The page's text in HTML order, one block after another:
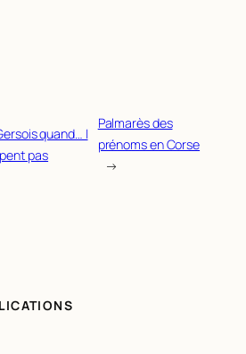
quand… |
pas
Palmarès des
prénoms en Corse
→